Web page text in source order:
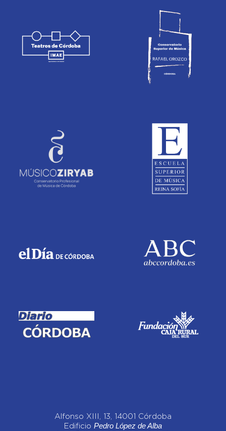
Alfonso XIII, 13, 14001 Córdoba
Edificio Pedro López de Alba